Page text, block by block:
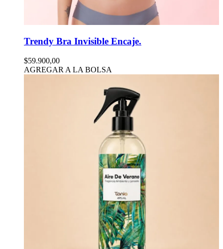
Trendy Bra Invisible Encaje.
$59.900,00
AGREGAR A LA BOLSA